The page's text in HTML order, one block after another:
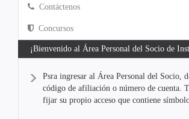
Contáctenos
Concursos
¡Bienvenido al Área Personal del Socio de
Psra ingresar al Área Personal del Socio,
código de afiliación o número de cuenta.
fijar su propio acceso que contiene